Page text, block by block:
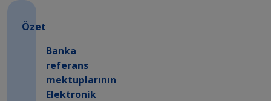
Özet
Banka
referans
mektuplarının
Elektronik